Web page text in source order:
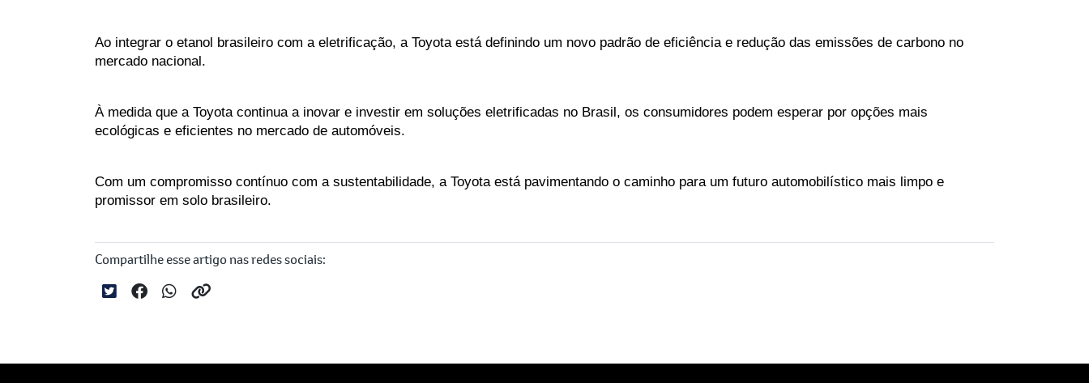
Ao integrar o etanol brasileiro com a eletrificação, a Toyota está definindo um novo padrão de eficiência e redução das emissões de carbono no
mercado nacional.
À medida que a Toyota continua a inovar e investir em soluções eletrificadas no Brasil, os consumidores podem esperar por opções mais
ecológicas e eficientes no mercado de automóveis.
Com um compromisso contínuo com a sustentabilidade, a Toyota está pavimentando o caminho para um futuro automobilístico mais limpo e
promissor em solo brasileiro.
Compartilhe esse artigo nas redes sociais: